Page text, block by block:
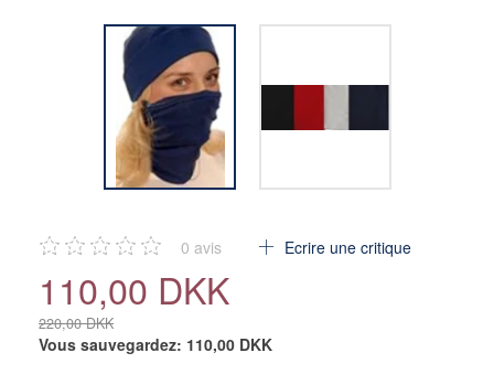
0 avis Ecrire une critique
110,00 DKK
220,00 DKK
Vous sauvegardez: 110,00 DKK